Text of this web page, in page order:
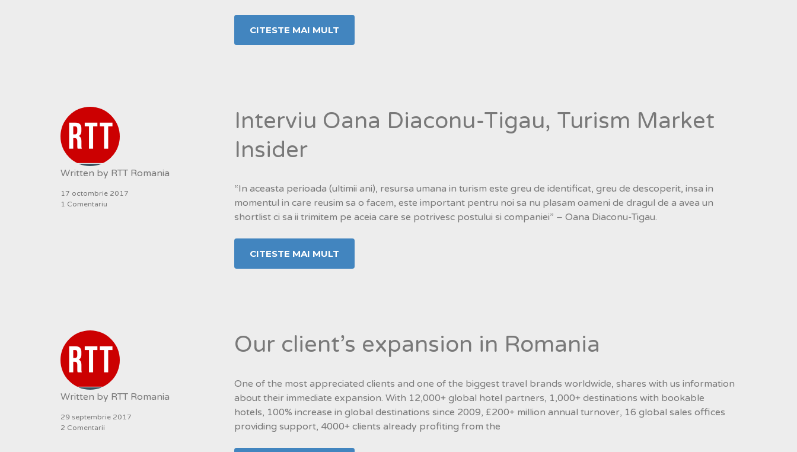
CITESTE MAI MULT
Written by RTT Romania
17 octombrie 2017
1 Comentariu
Interviu Oana Diaconu-Tigau, Turism Market
Insider
“In aceasta perioada (ultimii ani), resursa umana in turism este greu de identificat, greu de descoperit, insa in
momentul in care reusim sa o facem, este important pentru noi sa nu plasam oameni de dragul de a avea un
shortlist ci sa ii trimitem pe aceia care se potrivesc postului si companiei” – Oana Diaconu-Tigau.
CITESTE MAI MULT
Written by RTT Romania
29 septembrie 2017
2 Comentarii
Our client’s expansion in Romania
One of the most appreciated clients and one of the biggest travel brands worldwide, shares with us information
about their immediate expansion. With 12,000+ global hotel partners, 1,000+ destinations with bookable
hotels, 100% increase in global destinations since 2009, £200+ million annual turnover, 16 global sales offices
providing support, 4000+ clients already profiting from the